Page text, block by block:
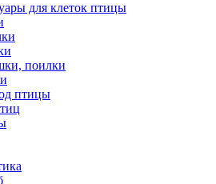
для клеток птицы
поилки
птицы